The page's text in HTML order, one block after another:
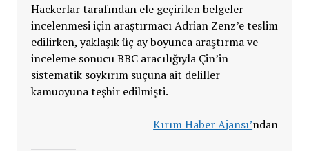
Hackerlar tarafından ele geçirilen belgeler
incelenmesi için araştırmacı Adrian Zenz’e teslim
edilirken, yaklaşık üç ay boyunca araştırma ve
inceleme sonucu BBC aracılığıyla Çin’in
sistematik soykırım suçuna ait deliller
kamuoyuna teşhir edilmişti.
Kırım Haber Ajansı’ndan